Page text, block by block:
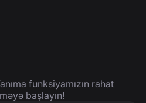
funksiyamızın rahat
başlayın!